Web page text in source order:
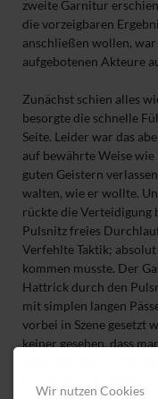
zweite Garnitur
die vorzeigbaren
anschließen wollen,
aufgebotenen Akteure
Zunächst schien alles
besorgte die schnelle
Seite. Leider war das
auf bewährte Weise
guten Geistern
walten, wie er wollte.
rückte die Verteidigung
Pulsnitz freies
Verfehlte Taktik;
kommen musste. Der
Hattrick durch den
mit simplen langen
vorbei in Szene gesetzt
keiner gesehen, dass
Wir nutzen Cookies